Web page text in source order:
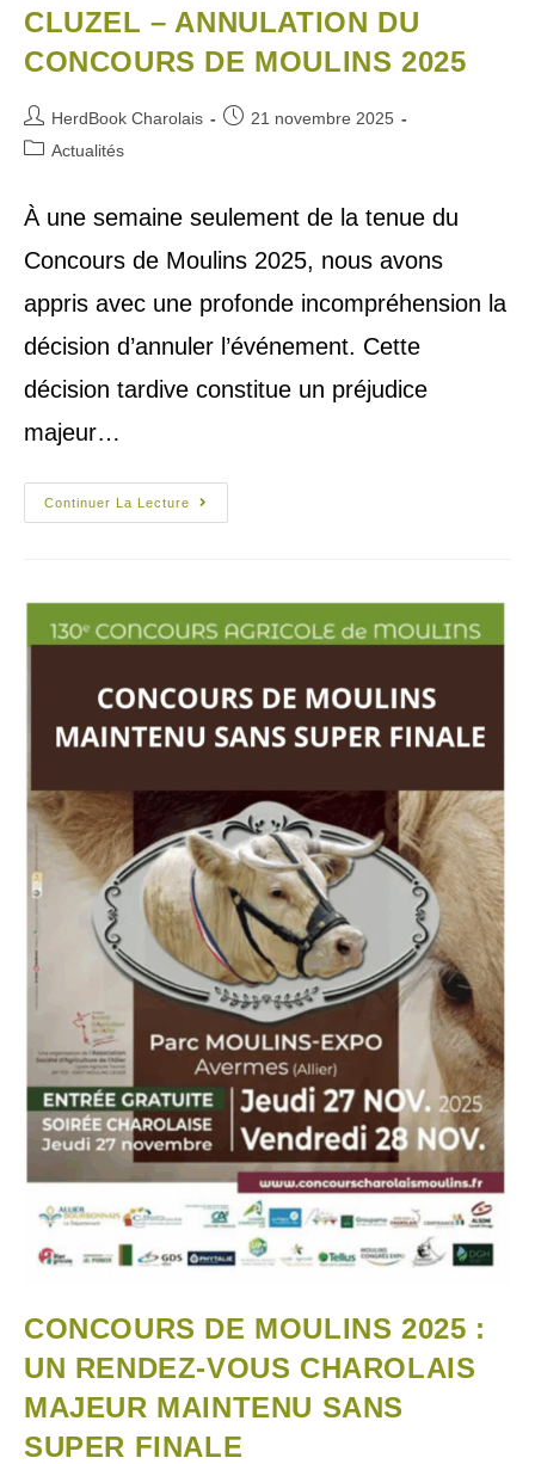
CLUZEL – ANNULATION DU
CONCOURS DE MOULINS 2025
HerdBook Charolais
21 novembre 2025
Actualités
À une semaine seulement de la tenue du
Concours de Moulins 2025, nous avons
appris avec une profonde incompréhension la
décision d’annuler l’événement. Cette
décision tardive constitue un préjudice
majeur…
Continuer La Lecture
CONCOURS DE MOULINS 2025 :
UN RENDEZ-VOUS CHAROLAIS
MAJEUR MAINTENU SANS
SUPER FINALE